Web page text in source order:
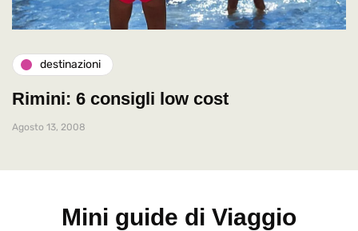
destinazioni
Rimini: 6 consigli low cost
Agosto 13, 2008
Mini guide di Viaggio